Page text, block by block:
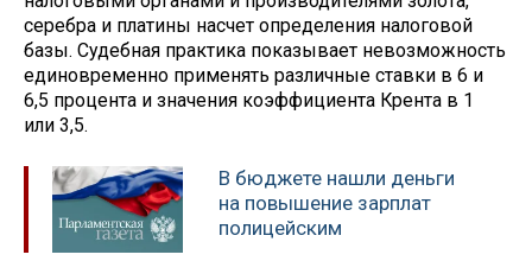
серебра и платины насчет определения налоговой
базы. Судебная практика показывает невозможность
единовременно применять различные ставки в 6 и
6,5 процента и значения коэффициента Крента в 1
или 3,5.
В бюджете нашли деньги
на повышение зарплат
полицейским